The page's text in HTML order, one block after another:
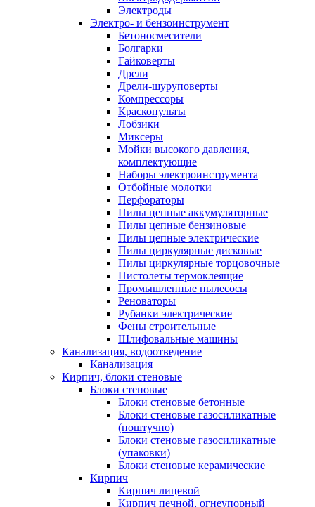
Электроды
Электро- и бензоинструмент
Бетоносмесители
Болгарки
Гайковерты
Дрели
Дрели-шуруповерты
Компрессоры
Краскопульты
Лобзики
Миксеры
Мойки высокого давления,
комплектующие
Наборы электроинструмента
Отбойные молотки
Перфораторы
Пилы цепные аккумуляторные
Пилы цепные бензиновые
Пилы цепные электрические
Пилы циркулярные дисковые
Пилы циркулярные торцовочные
Пистолеты термоклеящие
Промышленные пылесосы
Реноваторы
Рубанки электрические
Фены строительные
Шлифовальные машины
Канализация, водоотведение
Канализация
Кирпич, блоки стеновые
Блоки стеновые
Блоки стеновые бетонные
Блоки стеновые газосиликатные
(поштучно)
Блоки стеновые газосиликатные
(упаковки)
Блоки стеновые керамические
Кирпич
Кирпич лицевой
Кирпич печной, огнеупорный